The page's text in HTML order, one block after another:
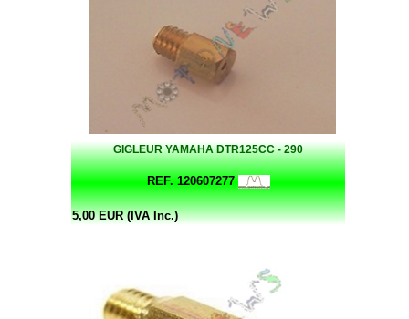
GIGLEUR YAMAHA DTR125CC - 290
REF. 120607277
5,00 EUR (IVA Inc.)